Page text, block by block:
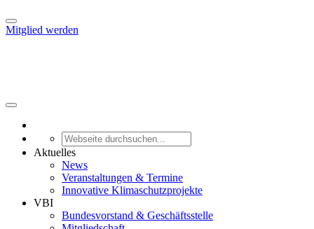
Mitglied werden
Aktuelles
News
Veranstaltungen & Termine
Innovative Klimaschutzprojekte
VBI
Bundesvorstand & Geschäftsstelle